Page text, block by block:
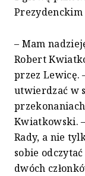
Prezydenckim
– Mam
Robert
przez Lewicę.
utwierdzać w
Kwiatkowski.
Rady, a nie
sobie
dwóch